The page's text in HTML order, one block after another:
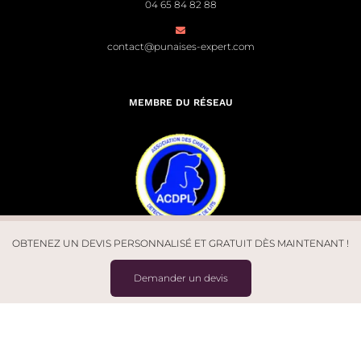
04 65 84 82 88
contact@punaises-expert.com
MEMBRE DU RÉSEAU
OBTENEZ UN DEVIS PERSONNALISÉ ET GRATUIT DÈS MAINTENANT !
Demander un devis